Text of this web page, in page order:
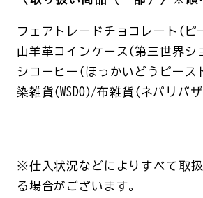
フェアトレードチョコレート(ピ
山羊革コインケース(第三世界シ
シコーヒー(ほっかいどうピー
染雑貨(WSDO)/布雑貨(ネパリバ
※仕入状況などによりすべて取
る場合がございます。